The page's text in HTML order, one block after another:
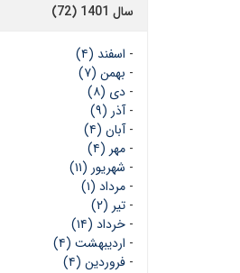
سال 1401 (72)
- اسفند (۴)
- بهمن (۷)
- دی (۸)
-آذر (۹)
-آبان (۴)
- مهر (۴)
- شهریور (۱۱)
- مرداد (۱)
- تیر (۲)
- خرداد (۱۴)
- اردیبهشت (۴)
- فروردین (۴)